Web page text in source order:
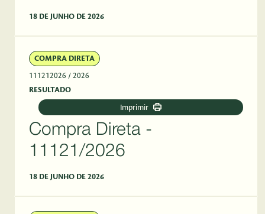
18 DE JUNHO DE 2026
COMPRA DIRETA
111212026 / 2026
RESULTADO
Imprimir
Compra Direta -
11121/2026
18 DE JUNHO DE 2026